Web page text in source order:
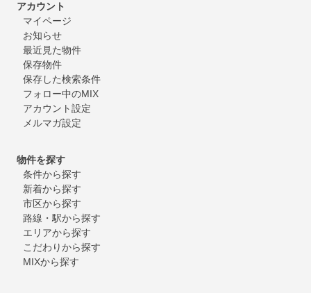
アカウント
マイページ
お知らせ
最近見た物件
保存物件
保存した検索条件
フォロー中のMIX
アカウント設定
メルマガ設定
物件を探す
条件から探す
新着から探す
市区から探す
路線・駅から探す
エリアから探す
こだわりから探す
MIXから探す